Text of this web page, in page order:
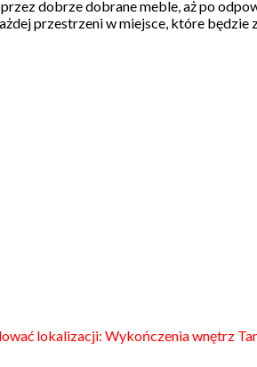
dobrze dobrane meble, aż po
przestrzeni w miejsce, które
lokalizacji: Wykończenia wnętrz